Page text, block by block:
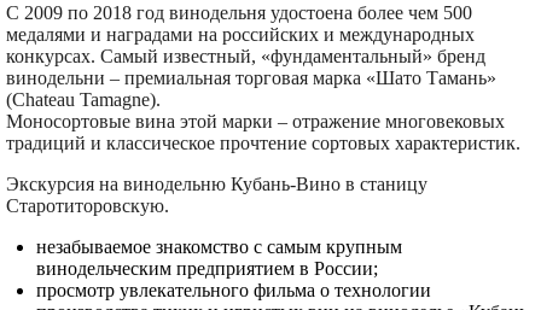
С 2009 по 2018 год винодельня удостоена более чем 500
медалями и наградами на российских и международных
конкурсах. Самый известный, «фундаментальный» бренд
винодельни – премиальная торговая марка «Шато Тамань»
(Chateau Tamagne).
Моносортовые вина этой марки – отражение многовековых
традиций и классическое прочтение сортовых характеристик.
Экскурсия на винодельню Кубань-Вино в станицу
Старотиторовскую.
незабываемое знакомство с самым крупным
винодельческим предприятием в России;
просмотр увлекательного фильма о технологии